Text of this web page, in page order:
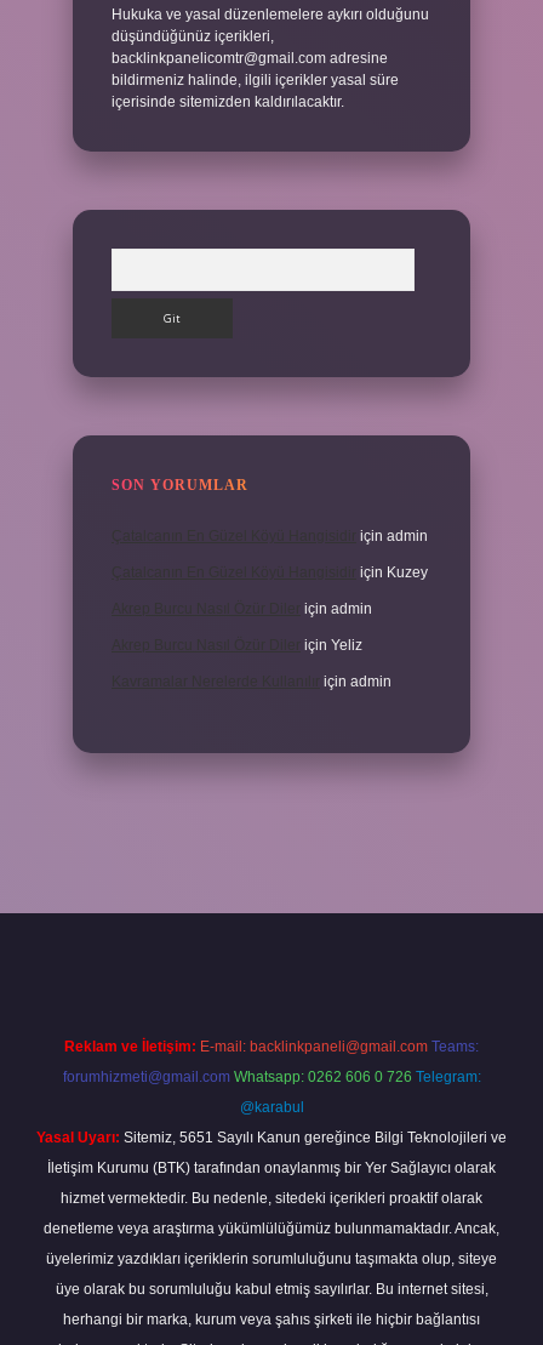
Hukuka ve yasal düzenlemelere aykırı olduğunu
düşündüğünüz içerikleri,
backlinkpanelicomtr@gmail.com adresine
bildirmeniz halinde, ilgili içerikler yasal süre
içerisinde sitemizden kaldırılacaktır.
SON YORUMLAR
için admin
için Kuzey
Akrep Burcu Nasıl Özür Diler için admin
Akrep Burcu Nasıl Özür Diler için Yeliz
için admin
Reklam ve İletişim: E-mail: backlinkpaneli@gmail.com Teams:
forumhizmeti@gmail.com Whatsapp: 0262 606 0 726 Telegram:
@karabul
Yasal Uyarı: Sitemiz, 5651 Sayılı Kanun gereğince Bilgi Teknolojileri ve
İletişim Kurumu (BTK) tarafından onaylanmış bir Yer Sağlayıcı olarak
hizmet vermektedir. Bu nedenle, sitedeki içerikleri proaktif olarak
denetleme veya araştırma yükümlülüğümüz bulunmamaktadır. Ancak,
üyelerimiz yazdıkları içeriklerin sorumluluğunu taşımakta olup, siteye
üye olarak bu sorumluluğu kabul etmiş sayılırlar. Bu internet sitesi,
herhangi bir marka, kurum veya şahıs şirketi ile hiçbir bağlantısı